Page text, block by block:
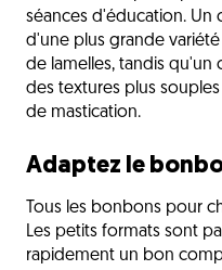
séances d'éducation. Un
d'une plus grande
de lamelles, tandis qu'un
des textures plus
de mastication.
Adaptez le
Tous les bonbons pour
Les petits formats sont
rapidement un bon